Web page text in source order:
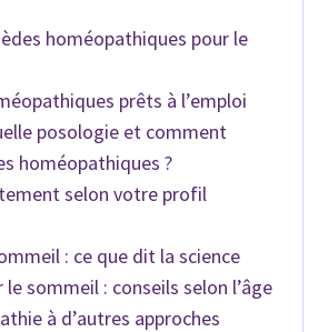
homéopathiques pour le
prêts à l’emploi
posologie et comment
homéopathiques ?
selon votre profil
: ce que dit la science
sommeil : conseils selon l’âge
à d’autres approches